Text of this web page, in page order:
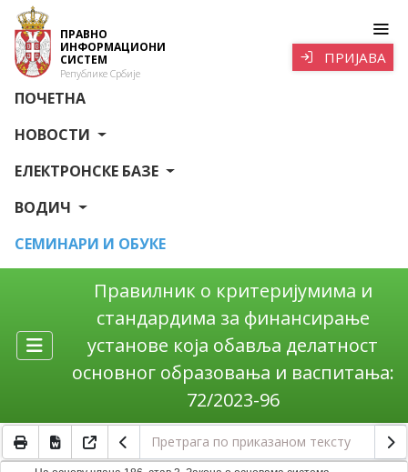
ПРАВНО
ИНФОРМАЦИОНИ
СИСТЕМ
Републике Србије
ПРИЈАВА
ПОЧЕТНА
НОВОСТИ
ЕЛЕКТРОНСКЕ БАЗЕ
ВОДИЧ
СЕМИНАРИ И ОБУКЕ
Правилник о критеријумима и
стандардима за финансирање
установе која обавља делатност
основног образовања и васпитања:
72/2023-96